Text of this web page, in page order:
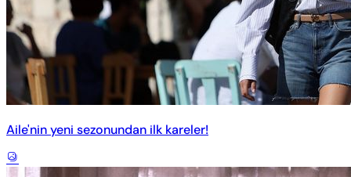
Aile'nin yeni sezonundan ilk kareler!